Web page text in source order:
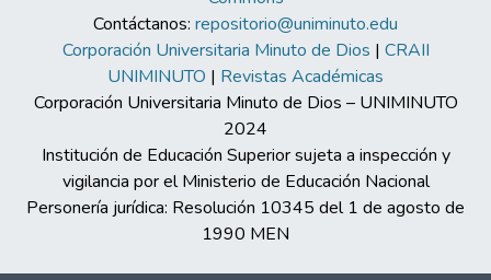
Contáctanos: repositorio@uniminuto.edu
Corporación Universitaria Minuto de Dios | CRAII
UNIMINUTO | Revistas Académicas
Corporación Universitaria Minuto de Dios – UNIMINUTO
2024
Institución de Educación Superior sujeta a inspección y
vigilancia por el Ministerio de Educación Nacional
Personería jurídica: Resolución 10345 del 1 de agosto de
1990 MEN